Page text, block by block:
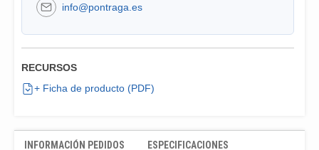
info@pontraga.es
RECURSOS
+ Ficha de producto (PDF)
INFORMACIÓN PEDIDOS ESPECIFICACIONES